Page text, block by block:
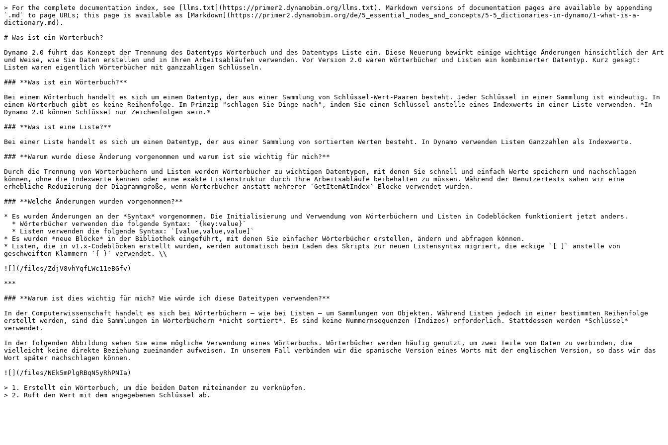
> For the complete documentation index, see [llms.txt](https://primer2.dynamobim.org/llms.txt). Markdown versions of documentation pages are available by appending
`.md` to page URLs; this page is available as [Markdown](https://primer2.dynamobim.org/de/5_essential_nodes_and_concepts/5-5_dictionaries-in-dynamo/1-what-is-a-
dictionary.md).
# Was ist ein Wörterbuch?
Dynamo 2.0 führt das Konzept der Trennung des Datentyps Wörterbuch und des Datentyps Liste ein. Diese Neuerung bewirkt einige wichtige Änderungen hinsichtlich der Art
und Weise, wie Sie Daten erstellen und in Ihren Arbeitsabläufen verwenden. Vor Version 2.0 waren Wörterbücher und Listen ein kombinierter Datentyp. Kurz gesagt:
Listen waren eigentlich Wörterbücher mit ganzzahligen Schlüsseln.
### **Was ist ein Wörterbuch?**
Bei einem Wörterbuch handelt es sich um einen Datentyp, der aus einer Sammlung von Schlüssel-Wert-Paaren besteht. Jeder Schlüssel in einer Sammlung ist eindeutig. In
einem Wörterbuch gibt es keine Reihenfolge. Im Prinzip "schlagen Sie Dinge nach", indem Sie einen Schlüssel anstelle eines Indexwerts in einer Liste verwenden. *In
Dynamo 2.0 können Schlüssel nur Zeichenfolgen sein.*
### **Was ist eine Liste?**
Bei einer Liste handelt es sich um einen Datentyp, der aus einer Sammlung von sortierten Werten besteht. In Dynamo verwenden Listen Ganzzahlen als Indexwerte.
### **Warum wurde diese Änderung vorgenommen und warum ist sie wichtig für mich?**
Durch die Trennung von Wörterbüchern und Listen werden Wörterbücher zu wichtigen Datentypen, mit denen Sie schnell und einfach Werte speichern und nachschlagen
können, ohne die Indexwerte kennen oder eine exakte Listenstruktur durch Ihre Arbeitsabläufe beibehalten zu müssen. Während der Benutzertests sahen wir eine
erhebliche Reduzierung der Diagrammgröße, wenn Wörterbücher anstatt mehrerer `GetItemAtIndex`-Blöcke verwendet wurden.
### **Welche Änderungen wurden vorgenommen?**
* Es wurden Änderungen an der *Syntax* vorgenommen. Die Initialisierung und Verwendung von Wörterbüchern und Listen in Codeblöcken funktioniert jetzt anders.
* Es wurden *neue Blöcke* in der Bibliothek eingeführt, mit denen Sie einfacher Wörterbücher erstellen, ändern und abfragen können.
* Listen, die in v1.x-Codeblöcken erstellt wurden, werden automatisch beim Laden des Skripts zur neuen Listensyntax migriert, die eckige `[ ]` anstelle von
geschweiften Klammern `{ }` verwendet. \\
![](/files/ZdjV8vhYqfLWc11eBGfv)
***
### **Warum ist dies wichtig für mich? Wie würde ich diese Dateitypen verwenden?**
In der Computerwissenschaft handelt es sich bei Wörterbüchern – wie bei Listen – um Sammlungen von Objekten. Während Listen jedoch in einer bestimmten Reihenfolge
erstellt werden, sind die Sammlungen in Wörterbüchern *nicht sortiert*. Es sind keine Nummernsequenzen (Indizes) erforderlich. Stattdessen werden *Schlüssel*
verwendet.
In der folgenden Abbildung sehen Sie eine mögliche Verwendung eines Wörterbuchs. Wörterbücher werden häufig genutzt, um zwei Teile von Daten zu verbinden, die
vielleicht keine direkte Beziehung zueinander aufweisen. In unserem Fall verbinden wir die spanische Version eines Worts mit der englischen Version, so dass wir das
Wort später nachschlagen können.
![](/files/NEk5mPlgRBqN5yRhPNIa)
> 1. Erstellt ein Wörterbuch, um die beiden Daten miteinander zu verknüpfen.